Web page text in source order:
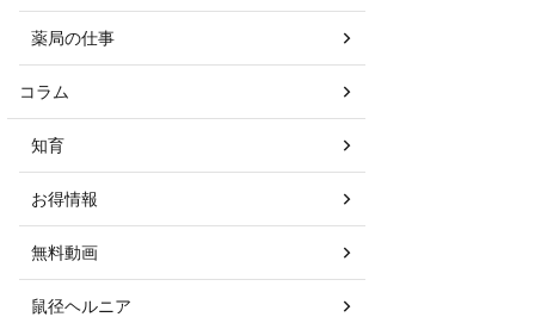
薬局の仕事
コラム
知育
お得情報
無料動画
鼠径ヘルニア